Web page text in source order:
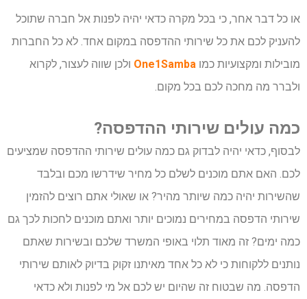
או כל דבר אחר, כי בכל מקרה כדאי יהיה לפנות אל חברה שתוכל
להעניק לכם את כל שירותי ההדפסה במקום אחד. לא כל החברות
מובילות ומקצועיות כמו One1Samba ולכן שווה לעצור, לקרוא
ולברר מה מחכה לכם בכל מקום.
כמה עולים שירותי ההדפסה?
לבסוף, כדאי יהיה לבדוק גם כמה עולים שירותי ההדפסה שמציעים
לכם. האם אתם מוכנים לשלם כל מחיר שידרשו מכם ובלבד
שהשירות יהיה כמה שיותר מהיר? או שאולי אתם רוצים להזמין
שירותי הדפסה במחירים נמוכים יותר ואתם מוכנים לחכות לכך גם
כמה ימים? זה מאוד תלוי באופי המשרד שלכם ובשירות שאתם
נותנים ללקוחות כי לא כל אחד מאיתנו זקוק בדיוק לאותם שירותי
הדפסה. מה שבטוח זה שהיום יש לכם אל מי לפנות ולא כדאי